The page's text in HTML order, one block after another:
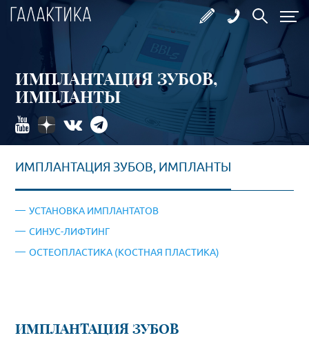
ИМПЛАНТАЦИЯ ЗУБОВ,
ИМПЛАНТЫ
ИМПЛАНТАЦИЯ ЗУБОВ, ИМПЛАНТЫ
УСТАНОВКА ИМПЛАНТАТОВ
СИНУС-ЛИФТИНГ
ОСТЕОПЛАСТИКА (КОСТНАЯ ПЛАСТИКА)
ИМПЛАНТАЦИЯ ЗУБОВ